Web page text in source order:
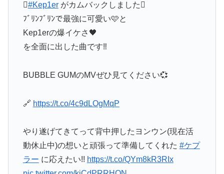
🫟#Kep1erがカムバックしました🫟
ﾌﾞﾘﾝﾌﾞﾘﾝで最強に可愛い🩷と
Kep1erの爆イケさ🖤
を全面に出した曲です‼︎
BUBBLE GUMのMVぜひ見てください💞
🔗 https://t.co/4c9dLOgMqP
やり遂げてきてって背中押したヨンウン(現在活
動休止中)の想いと頑張って準備してくれた #ケプ
ラー に応えたい!! https://t.co/QYm8kR3RIx